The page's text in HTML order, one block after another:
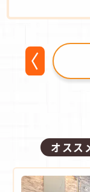
オスス